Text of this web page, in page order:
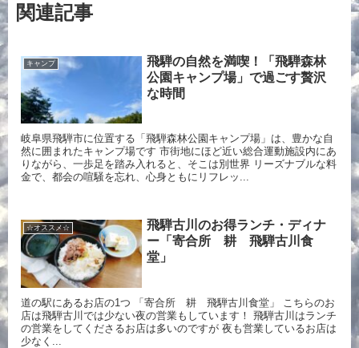
関連記事
キャンプ
飛騨の自然を満喫！「飛騨森林
公園キャンプ場」で過ごす贅沢
な時間
岐阜県飛騨市に位置する「飛騨森林公園キャンプ場」は、豊かな自
然に囲まれたキャンプ場です 市街地にほど近い総合運動施設内にあ
りながら、一歩足を踏み入れると、そこは別世界 リーズナブルな料
金で、都会の喧騒を忘れ、心身ともにリフレッ...
☆オススメ☆
飛騨古川のお得ランチ・ディナ
ー「寄合所 耕 飛騨古川食
堂」
道の駅にあるお店の1つ 「寄合所 耕 飛騨古川食堂」 こちらのお
店は飛騨古川では少ない夜の営業もしています！ 飛騨古川はランチ
の営業をしてくださるお店は多いのですが 夜も営業しているお店は
少なく...